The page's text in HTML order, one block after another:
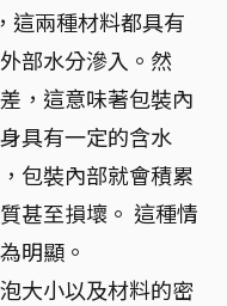
這兩種材料都具有
部水分滲入。然
，這意味著包裝內
具有一定的含水
包裝內部就會積累
甚至損壞。 這種情
明顯。
大小以及材料的密